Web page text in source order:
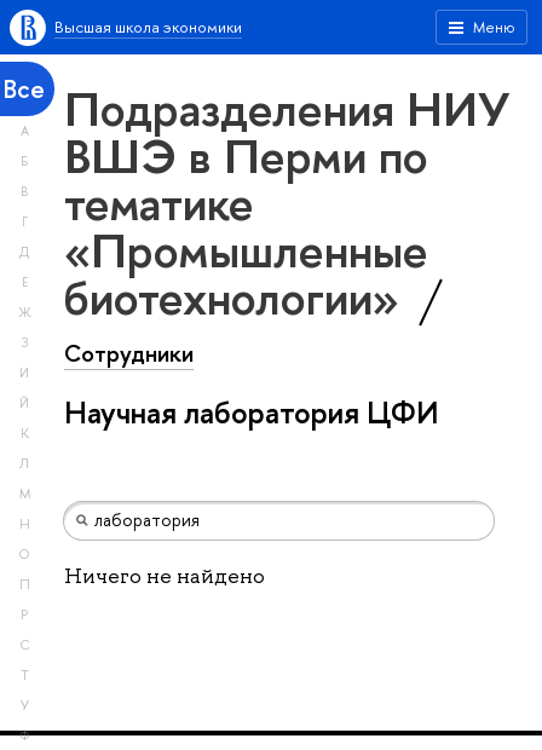
Меню
Высшая школа экономики
Все
А
Б
В
Г
Д
Е
Ж
З
И
Й
К
Л
М
Н
О
П
Р
С
Т
У
Ф
Подразделения НИУ
ВШЭ в Перми по
тематике
«Промышленные
биотехнологии»
Сотрудники
Научная лаборатория ЦФИ
Ничего не найдено